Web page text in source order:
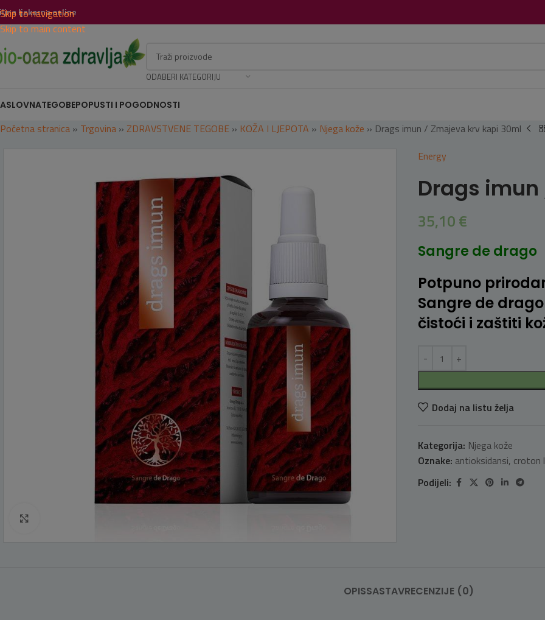
Skip to navigation
Skip to main content
ljekarna online
ODABERI KATEGORIJU
TEGOBEPOPUSTI I POGODNOSTI
Početna stranica » Trgovina » ZDRAVSTVENE TEGOBE » KOŽA I LJEPOTA » Njega kože » Drags imun / Zmajeva krv kapi 30ml
Energy
Drags
35,10€
Sangre de drago
Potpuno
Sangre de
čistoći i zaštiti
Dodaj na listu želja
Kategorija: Njega kože
Oznake: antioksidansi, croton
Podijeli:
OPISSASTAVRECENZIJE (0)